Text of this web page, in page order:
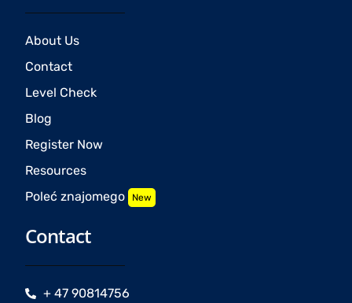
About Us
Contact
Level Check
Blog
Register Now
Resources
Poleć znajomego New
Contact
+ 47 90814756